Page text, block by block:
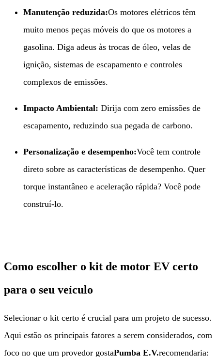
Manutenção reduzida:​Os motores elétricos têm
muito menos peças móveis do que os motores a
gasolina. Diga adeus às trocas de óleo, velas de
ignição, sistemas de escapamento e controles
complexos de emissões.
Impacto Ambiental:​ ​ Dirija com zero emissões de
escapamento, reduzindo sua pegada de carbono.
Personalização e desempenho:​Você tem controle
direto sobre as características de desempenho. Quer
torque instantâneo e aceleração rápida? Você pode
construí-lo.
Como escolher o kit de motor EV certo
para o seu veículo
Selecionar o kit certo é crucial para um projeto de sucesso.
Aqui estão os principais fatores a serem considerados, com
foco no que um provedor gostaPumba E.V.recomendaria: